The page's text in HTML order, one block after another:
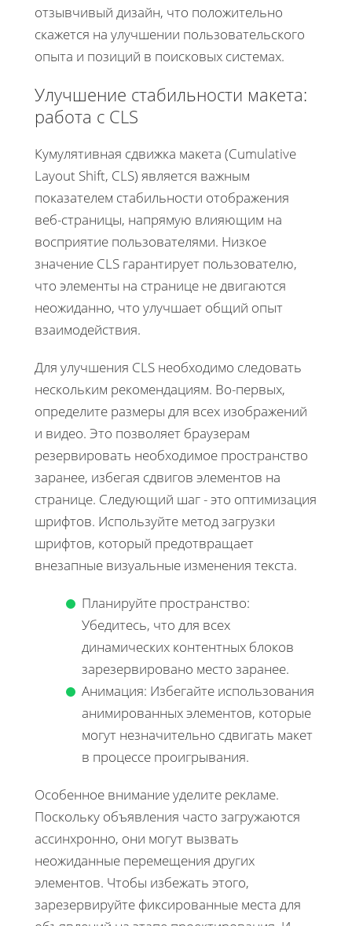
отзывчивый дизайн, что положительно
скажется на улучшении пользовательского
опыта и позиций в поисковых системах.
Улучшение стабильности макета:
работа с CLS
Кумулятивная сдвижка макета (Cumulative
Layout Shift, CLS) является важным
показателем стабильности отображения
веб-страницы, напрямую влияющим на
восприятие пользователями. Низкое
значение CLS гарантирует пользователю,
что элементы на странице не двигаются
неожиданно, что улучшает общий опыт
взаимодействия.
Для улучшения CLS необходимо следовать
нескольким рекомендациям. Во-первых,
определите размеры для всех изображений
и видео. Это позволяет браузерам
резервировать необходимое пространство
заранее, избегая сдвигов элементов на
странице. Следующий шаг - это оптимизация
шрифтов. Используйте метод загрузки
шрифтов, который предотвращает
внезапные визуальные изменения текста.
Планируйте пространство:
Убедитесь, что для всех
динамических контентных блоков
зарезервировано место заранее.
Анимация: Избегайте использования
анимированных элементов, которые
могут незначительно сдвигать макет
в процессе проигрывания.
Особенное внимание уделите рекламе.
Поскольку объявления часто загружаются
ассинхронно, они могут вызвать
неожиданные перемещения других
элементов. Чтобы избежать этого,
зарезервируйте фиксированные места для